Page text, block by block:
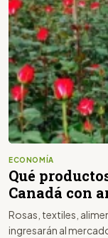
ECONOMÍA
Qué
Canadá con
Rosas, textiles,
ingresarán al